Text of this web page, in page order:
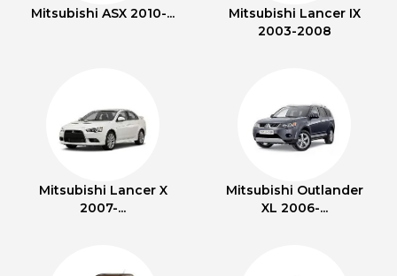
Mitsubishi ASX 2010-...
Mitsubishi Lancer IX
2003-2008
Mitsubishi Lancer X
2007-...
Mitsubishi Outlander
XL 2006-...